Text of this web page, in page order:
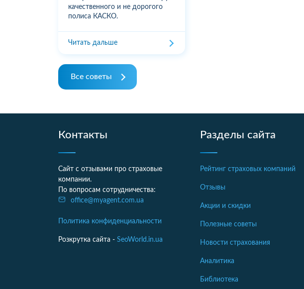
качественного и не дорогого
полиса КАСКО.
Читать дальше
Все советы
Контакты
Сайт с отзывами про страховые
компании.
По вопросам сотрудничества:
office@myagent.com.ua
Политика конфиденциальности
Розкрутка сайта - SeoWorld.in.ua
Разделы сайта
Рейтинг страховых компаний
Отзывы
Акции и скидки
Полезные советы
Новости страхования
Аналитика
Библиотека